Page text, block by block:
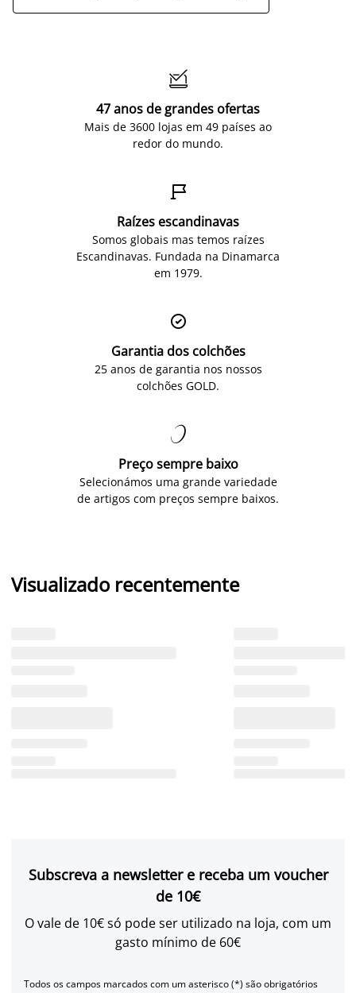

47 anos de grandes ofertas
Mais de 3600 lojas em 49 países ao
redor do mundo.

Raízes escandinavas
Somos globais mas temos raízes
Escandinavas. Fundada na Dinamarca
em 1979.

Garantia dos colchões
25 anos de garantia nos nossos
colchões GOLD.

Preço sempre baixo
Selecionámos uma grande variedade
de artigos com preços sempre baixos.
Visualizado recentemente
Subscreva a newsletter e receba um voucher
de 10€
O vale de 10€ só pode ser utilizado na loja, com um
gasto mínimo de 60€
Todos os campos marcados com um asterisco (*) são obrigatórios